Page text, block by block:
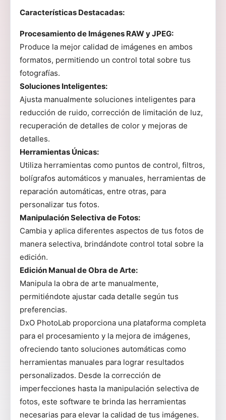
Características Destacadas:
Procesamiento de Imágenes RAW y JPEG:
Produce la mejor calidad de imágenes en ambos
formatos, permitiendo un control total sobre tus
fotografías.
Soluciones Inteligentes:
Ajusta manualmente soluciones inteligentes para
reducción de ruido, corrección de limitación de luz,
recuperación de detalles de color y mejoras de
detalles.
Herramientas Únicas:
Utiliza herramientas como puntos de control, filtros,
bolígrafos automáticos y manuales, herramientas de
reparación automáticas, entre otras, para
personalizar tus fotos.
Manipulación Selectiva de Fotos:
Cambia y aplica diferentes aspectos de tus fotos de
manera selectiva, brindándote control total sobre la
edición.
Edición Manual de Obra de Arte:
Manipula la obra de arte manualmente,
permitiéndote ajustar cada detalle según tus
preferencias.
DxO PhotoLab proporciona una plataforma completa
para el procesamiento y la mejora de imágenes,
ofreciendo tanto soluciones automáticas como
herramientas manuales para lograr resultados
personalizados. Desde la corrección de
imperfecciones hasta la manipulación selectiva de
fotos, este software te brinda las herramientas
necesarias para elevar la calidad de tus imágenes.